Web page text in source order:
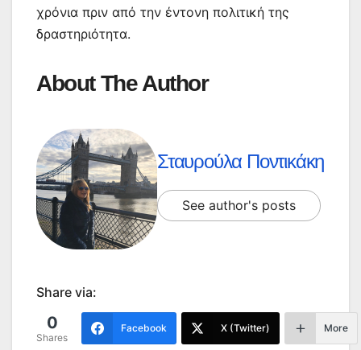
χρόνια πριν από την έντονη πολιτική της
δραστηριότητα.
About The Author
Σταυρούλα Ποντικάκη
See author's posts
Share via:
0
Shares
Facebook X (Twitter) More